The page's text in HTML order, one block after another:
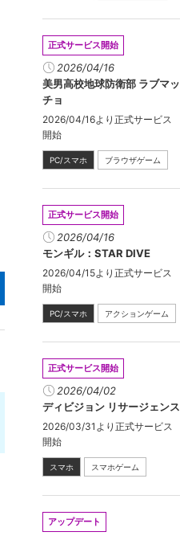
正式サービス開始
2026/04/16
美男高校地球防衛部 ラブマッ
チョ
2026/04/16より正式サービス
開始
PC/スマホ ブラウザゲーム
正式サービス開始
2026/04/16
モンギル：STAR DIVE
2026/04/15より正式サービス
開始
PC/スマホ アクションゲーム
正式サービス開始
2026/04/02
ディビジョン リサージェンス
2026/03/31より正式サービス
開始
スマホ スマホゲーム
アップデート